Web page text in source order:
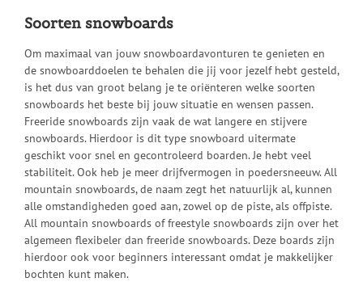
Soorten snowboards
Om maximaal van jouw snowboardavonturen te genieten en
de snowboarddoelen te behalen die jij voor jezelf hebt gesteld,
is het dus van groot belang je te oriënteren welke soorten
snowboards het beste bij jouw situatie en wensen passen.
Freeride snowboards zijn vaak de wat langere en stijvere
snowboards. Hierdoor is dit type snowboard uitermate
geschikt voor snel en gecontroleerd boarden. Je hebt veel
stabiliteit. Ook heb je meer drijfvermogen in poedersneeuw. All
mountain snowboards, de naam zegt het natuurlijk al, kunnen
alle omstandigheden goed aan, zowel op de piste, als offpiste.
All mountain snowboards of freestyle snowboards zijn over het
algemeen flexibeler dan freeride snowboards. Deze boards zijn
hierdoor ook voor beginners interessant omdat je makkelijker
bochten kunt maken.